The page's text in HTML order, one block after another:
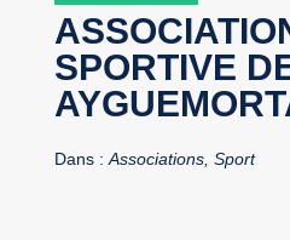
SPORTIVE
Dans :Associations, Sport